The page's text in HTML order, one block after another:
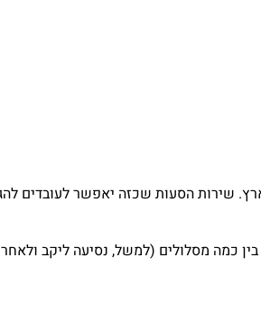
שירות הסעות שכזה יאפשר לעובדים
כמה מסלולים (למשל, נסיעה ליקב